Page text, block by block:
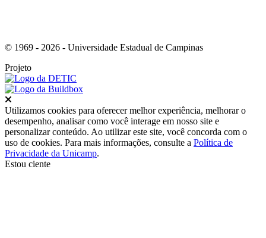
© 1969 - 2026 - Universidade Estadual de Campinas
Projeto
Utilizamos cookies para oferecer melhor experiência, melhorar o
desempenho, analisar como você interage em nosso site e
personalizar conteúdo. Ao utilizar este site, você concorda com o
uso de cookies. Para mais informações, consulte a Política de
Privacidade da Unicamp.
Estou ciente